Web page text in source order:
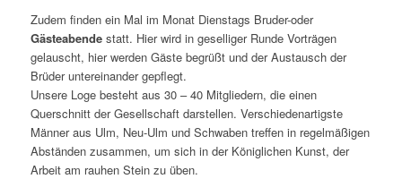
Zudem finden ein Mal im Monat Dienstags Bruder-oder
Gästeabendestatt. Hier wird in geselliger Runde Vorträgen
gelauscht, hier werden Gäste begrüßt und der Austausch der
Brüder untereinander gepflegt.
Unsere Loge besteht aus 30 – 40 Mitgliedern, die einen
Querschnitt der Gesellschaft darstellen. Verschiedenartigste
Männer aus Ulm, Neu-Ulm und Schwaben treffen in regelmäßigen
Abständen zusammen, um sich in der Königlichen Kunst, der
Arbeit am rauhen Stein zu üben.